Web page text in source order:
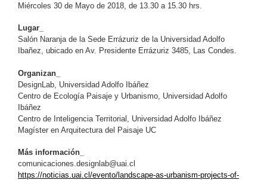
Miércoles 30 de Mayo de 2018, de 13.30 a 15.30 hrs.
Lugar_
Salón Naranja de la Sede Errázuriz de la Universidad Adolfo
Ibañez, ubicado en Av. Presidente Errázuriz 3485, Las Condes.
Organizan_
DesignLab , Universidad Adolfo Ibáñez
Centro de Ecología Paisaje y Urbanismo, Universidad Adolfo
Ibáñez
Centro de Inteligencia Territorial, Universidad Adolfo Ibáñez
Magíster en Arquitectura del Paisaje UC
Más información_
comunicaciones.designlab@uai.cl
https://noticias.uai.cl/evento/landscape-as-urbanism-projects-of-